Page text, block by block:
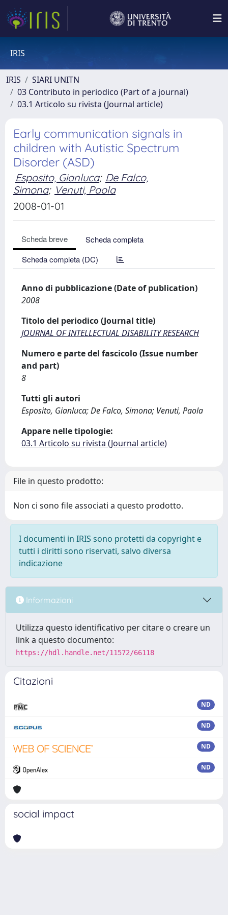
IRIS
IRIS
SIARI UNITN
03 Contributo in periodico (Part of a journal)
03.1 Articolo su rivista (Journal article)
Early communication signals in
children with Autistic Spectrum
Disorder (ASD)
Esposito, Gianluca; De Falco,
Simona; Venuti, Paola
2008-01-01
Scheda breve
Scheda completa
Scheda completa (DC)
Anno di pubblicazione (Date of publication)
2008
Titolo del periodico (Journal title)
JOURNAL OF INTELLECTUAL DISABILITY RESEARCH
Numero e parte del fascicolo (Issue number
and part)
8
Tutti gli autori
Esposito, Gianluca; De Falco, Simona; Venuti, Paola
Appare nelle tipologie:
03.1 Articolo su rivista (Journal article)
File in questo prodotto:
Non ci sono file associati a questo prodotto.
I documenti in IRIS sono protetti da copyright e
tutti i diritti sono riservati, salvo diversa
indicazione
Informazioni
Utilizza questo identificativo per citare o creare un
link a questo documento:
https://hdl.handle.net/11572/66118
Citazioni
ND
ND
ND
ND
social impact